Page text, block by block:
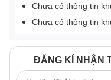
Chưa có thông tin
Chưa có thông tin
ĐĂNG KÍ NHẬN